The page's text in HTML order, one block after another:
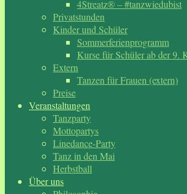
4Streatz® – #tanzwiedubist
Privatstunden
Kinder und Schüler
Sommerferienprogramm
Kurse für Schüler ab der 9.
Extern
Tanzen für Frauen (extern)
Preise
Veranstaltungen
Tanzparty
Mottopartys
Linedance-Party
Tanz in den Mai
Herbstball
Über uns